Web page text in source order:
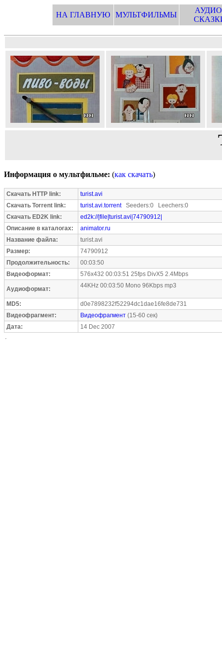
НА ГЛАВНУЮ МУЛЬТФИЛЬМЫ
Информация о мультфильме: (как скачать)
Скачать HTTP link:
turist.avi
Скачать Torrent link:
turist.avi.torrentSeeders:0 Leechers:0
Скачать ED2K link:
ed2k://|file|turist.avi|74790912|
Описание в каталогах:
animator.ru
Название файла:
turist.avi
Размер:
74790912
Продолжительность:
00:03:50
Видеоформат:
576x432 00:03:51 25fps DivX5 2.4Mbps
Аудиоформат: 44KHz 00:03:50 Mono 96Kbps mp3
MD5:
d0e7898232f52294dc1dae16fe8de731
Видеофрагмент:
Видеофрагмент (15-60 сек)
Дата:
14 Dec 2007